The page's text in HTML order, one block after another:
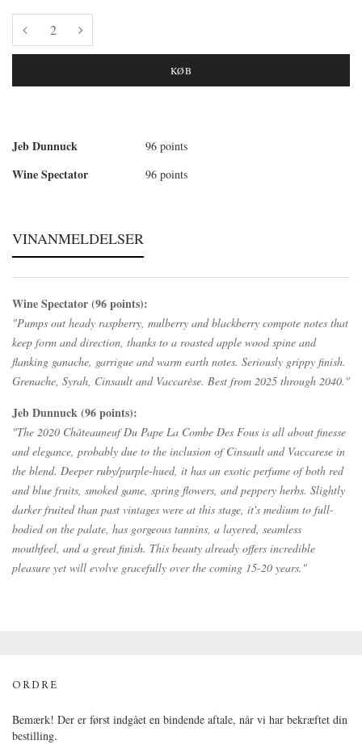
KØB
Jeb Dunnuck 96 points
Wine Spectator 96 points
VINANMELDELSER
Wine Spectator (96 points):
"Pumps out heady raspberry, mulberry and blackberry compote notes that
keep form and direction, thanks to a roasted apple wood spine and
flanking ganache, garrigue and warm earth notes. Seriously grippy finish.
Grenache, Syrah, Cinsault and Vaccarèse. Best from 2025 through 2040."
Jeb Dunnuck (96 points):
"The 2020 Châteauneuf Du Pape La Combe Des Fous is all about finesse
and elegance, probably due to the inclusion of Cinsault and Vaccarese in
the blend. Deeper ruby/purple-hued, it has an exotic perfume of both red
and blue fruits, smoked game, spring flowers, and peppery herbs. Slightly
darker fruited than past vintages were at this stage, it's medium to full-
bodied on the palate, has gorgeous tannins, a layered, seamless
mouthfeel, and a great finish. This beauty already offers incredible
pleasure yet will evolve gracefully over the coming 15-20 years."
ORDRE
Bemærk! Der er først indgået en bindende aftale, når vi har bekræftet din
bestilling.